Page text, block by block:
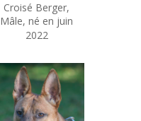
Croisé Berger,
Mâle, né en juin
2022